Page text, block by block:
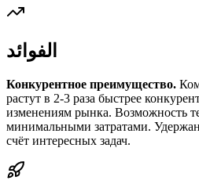
الفوائد
Конкурентное преимущество.
растут в 2-3 раза быстрее
изменениям рынка. Возможность
минимальными затратами.
счёт интересных задач.